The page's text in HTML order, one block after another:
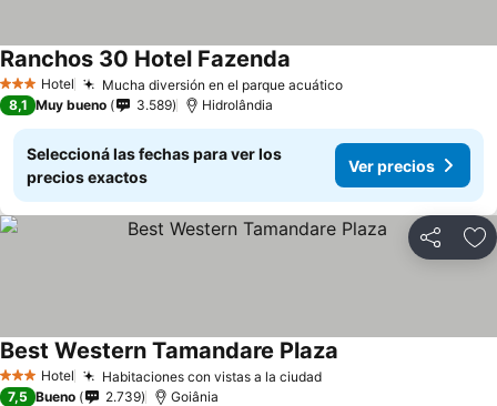
3 Estrellas
Hotel Mucha diversión en el parque acuáticoVer precios
Ranchos 30 Hotel Fazenda
8,1 Muy bueno 3.589 Hidrolândia
Seleccioná las fechas para ver los
precios exactos
Ver precios
Compartir
3 Estrellas
Hotel Habitaciones con vistas a la ciudadVer precios
Best Western Tamandare Plaza
7,5 Bueno 2.739 Goiânia